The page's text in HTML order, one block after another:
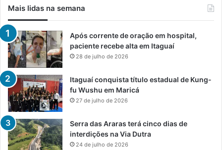
Mais lidas na semana
Após corrente de oração em hospital,
paciente recebe alta em Itaguaí
28 de julho de 2026
Itaguaí conquista título estadual de Kung-
fu Wushu em Maricá
27 de julho de 2026
Serra das Araras terá cinco dias de
interdições na Via Dutra
24 de julho de 2026